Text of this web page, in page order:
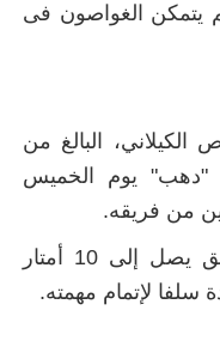
دقيقة، ولم يتمكن الغواصون فى
البالغ من
"دهب" يوم الخميس
من فريقه.
وانطلق الشاب المصري إلى عُمق يصل إلى 10 أمتار
سلفا لإتمام مهمته.